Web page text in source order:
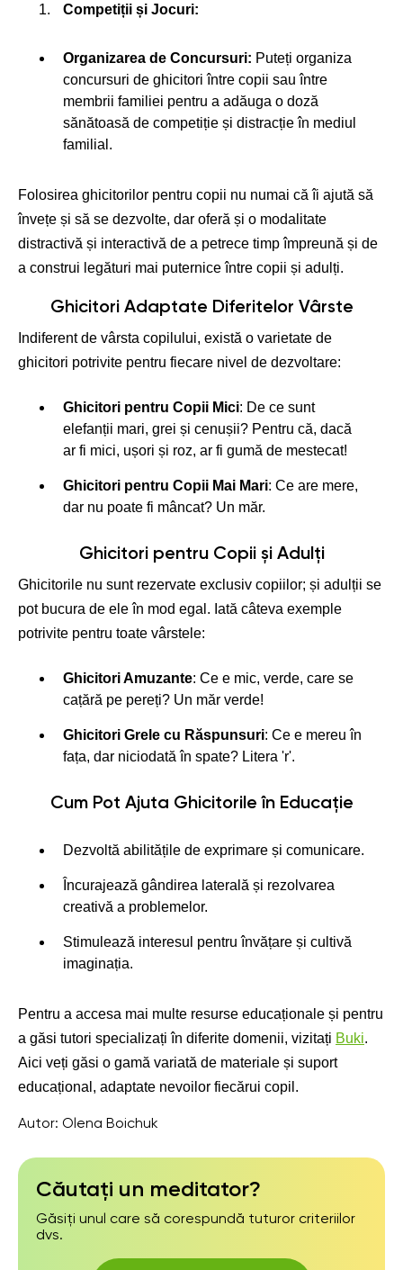
Competiții și Jocuri:
Organizarea de Concursuri: Puteți organiza
concursuri de ghicitori între copii sau între
membrii familiei pentru a adăuga o doză
sănătoasă de competiție și distracție în mediul
familial.
Folosirea ghicitorilor pentru copii nu numai că îi ajută să
învețe și să se dezvolte, dar oferă și o modalitate
distractivă și interactivă de a petrece timp împreună și de
a construi legături mai puternice între copii și adulți.
Ghicitori Adaptate Diferitelor Vârste
Indiferent de vârsta copilului, există o varietate de
ghicitori potrivite pentru fiecare nivel de dezvoltare:
Ghicitori pentru Copii Mici: De ce sunt
elefanții mari, grei și cenușii? Pentru că, dacă
ar fi mici, ușori și roz, ar fi gumă de mestecat!
Ghicitori pentru Copii Mai Mari: Ce are mere,
dar nu poate fi mâncat? Un măr.
Ghicitori pentru Copii și Adulți
Ghicitorile nu sunt rezervate exclusiv copiilor; și adulții se
pot bucura de ele în mod egal. Iată câteva exemple
potrivite pentru toate vârstele:
Ghicitori Amuzante: Ce e mic, verde, care se
cațără pe pereți? Un măr verde!
Ghicitori Grele cu Răspunsuri: Ce e mereu în
fața, dar niciodată în spate? Litera 'r'.
Cum Pot Ajuta Ghicitorile în Educație
Dezvoltă abilitățile de exprimare și comunicare.
Încurajează gândirea laterală și rezolvarea
creativă a problemelor.
Stimulează interesul pentru învățare și cultivă
imaginația.
Pentru a accesa mai multe resurse educaționale și pentru
a găsi tutori specializați în diferite domenii, vizitați Buki.
Aici veți găsi o gamă variată de materiale și suport
educațional, adaptate nevoilor fiecărui copil.
Autor: Olena Boichuk
Căutați un meditator?
Găsiți unul care să corespundă tuturor criteriilor
dvs.